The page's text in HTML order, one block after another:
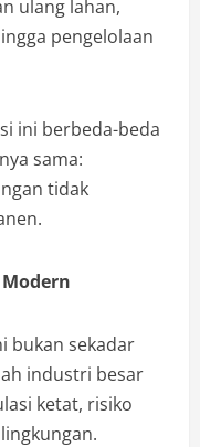
ulang lahan,
pengelolaan
ini berbeda-beda
sama:
tidak
bukan sekadar
industri besar
ketat, risiko